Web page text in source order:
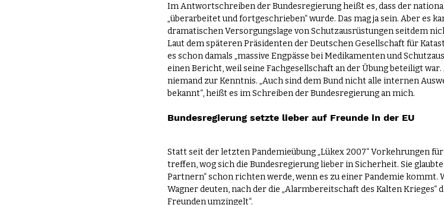
Im Antwortschreiben der Bundesregierung heißt es, dass der
„überarbeitet und fortgeschrieben“ wurde. Das mag ja sein. Aber es
dramatischen Versorgungslage von Schutzausrüstungen seitdem
Laut dem späteren Präsidenten der Deutschen Gesellschaft für
es schon damals „massive Engpässe bei Medikamenten und
einen Bericht, weil seine Fachgesellschaft an der Übung beteiligt
niemand zur Kenntnis. „Auch sind dem Bund nicht alle internen
bekannt“, heißt es im Schreiben der Bundesregierung an mich.
Bundesregierung setzte lieber auf Freunde in der EU
Statt seit der letzten Pandemieübung „Lükex 2007“ Vorkehrungen
treffen, wog sich die Bundesregierung lieber in Sicherheit. Sie
Partnern“ schon richten werde, wenn es zu einer Pandemie kommt.
Wagner deuten, nach der die „Alarmbereitschaft des Kalten Krieges“
Freunden umzingelt“.